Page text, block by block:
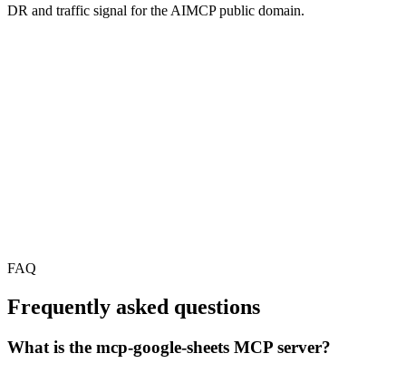
DR and traffic signal for the AIMCP public domain.
FAQ
Frequently asked questions
What is the mcp-google-sheets MCP server?